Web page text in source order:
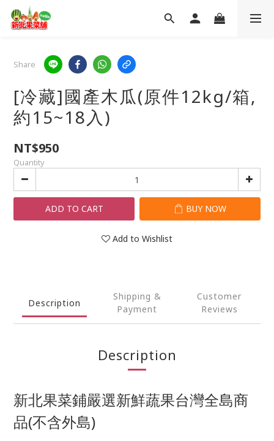
Share
[冷藏]國產木瓜(原件12kg/箱,
約15~18入)
NT$950
Quantity
ADD TO CART BUY NOW
Add to Wishlist
Description
Shipping &
Payment
Customer
Reviews
Description
新北果菜鋪嚴選新鮮蔬果台灣全島商
品(不含外島)